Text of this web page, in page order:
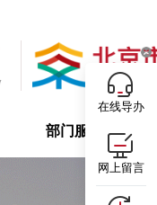
部门服务
在线导办
网上留言